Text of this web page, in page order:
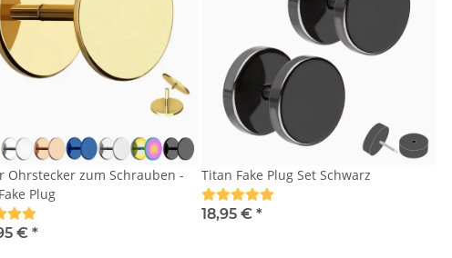
Ohrstecker zum Schrauben -
Plug
€ *
Titan Fake Plug Set Schwarz
18,95 € *